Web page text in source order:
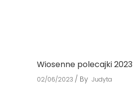
Wiosenne polecajki 2023
02/06/2023 By Judyta